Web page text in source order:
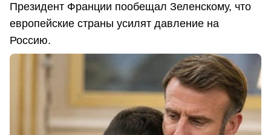
Президент Франции пообещал Зеленскому, что
европейские страны усилят давление на
Россию.